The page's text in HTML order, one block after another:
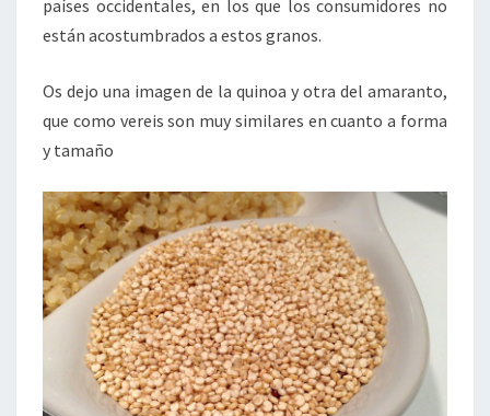
países occidentales, en los que los consumidores no
están acostumbrados a estos granos.
Os dejo una imagen de la quinoa y otra del amaranto,
que como vereis son muy similares en cuanto a forma
y tamaño